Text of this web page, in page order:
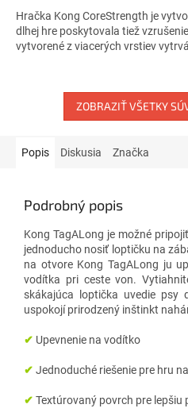
5
hviezdičiek.
Hračka Kong CoreStrength je
dlhej hre poskytovala tiež
vytvorené z viacerých vrstiev
ZOBRAZIŤ VŠETKY
Popis Diskusia Značka
Podrobný popis
Kong TagALong je možné
jednoducho nosiť loptičku na
na otvore Kong TagALong ju
vodítka pri ceste von.
skákajúca loptička uvedie psy
uspokojí prirodzený inštinkt
✔ Upevnenie na vodítko
✔ Jednoduché riešenie pre hru
✔ Textúrovaný povrch pre lepšiu